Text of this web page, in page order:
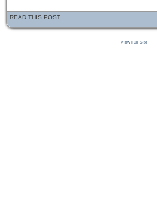
READ THIS POST
View Full Site